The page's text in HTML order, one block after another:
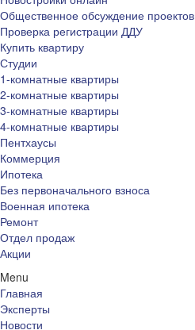
Общественное обсуждение проектов
Проверка регистрации ДДУ
Купить квартиру
Студии
1-комнатные квартиры
2-комнатные квартиры
3-комнатные квартиры
4-комнатные квартиры
Пентхаусы
Коммерция
Ипотека
Без первоначального взноса
Военная ипотека
Ремонт
Отдел продаж
Акции
Menu
Главная
Эксперты
Новости